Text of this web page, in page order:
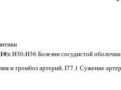
H30-H36 Болезни сосудистой
и тромбоз артерий. I77.1 Сужение